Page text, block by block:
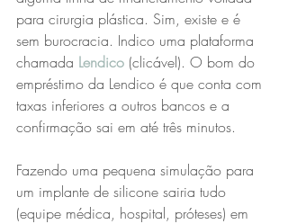
para cirurgia plástica. Sim, existe e é
sem burocracia. Indico uma plataforma
chamada Lendico (clicável). O bom do
empréstimo da Lendico é que conta com
taxas inferiores a outros bancos e a
confirmação sai em até três minutos.
Fazendo uma pequena simulação para
um implante de silicone sairia tudo
(equipe médica, hospital, próteses) em